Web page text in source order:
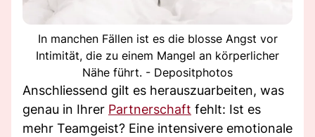
In manchen Fällen ist es die blosse Angst vor
Intimität, die zu einem Mangel an körperlicher
Nähe führt. - Depositphotos
Anschliessend gilt es herauszuarbeiten, was
genau in Ihrer Partnerschaft fehlt: Ist es
mehr Teamgeist? Eine intensivere emotionale